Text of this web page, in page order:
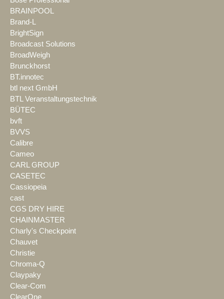
BRAINPOOL
Brand-L
BrightSign
Broadcast Solutions
BroadWeigh
Brunckhorst
BT.innotec
btl next GmbH
BTL Veranstaltungstechnik
BÜTEC
bvft
BVVS
Calibre
Cameo
CARL GROUP
CASETEC
Cassiopeia
cast
CGS DRY HIRE
CHAINMASTER
Charly's Checkpoint
Chauvet
Christie
Chroma-Q
Claypaky
Clear-Com
ClearOne